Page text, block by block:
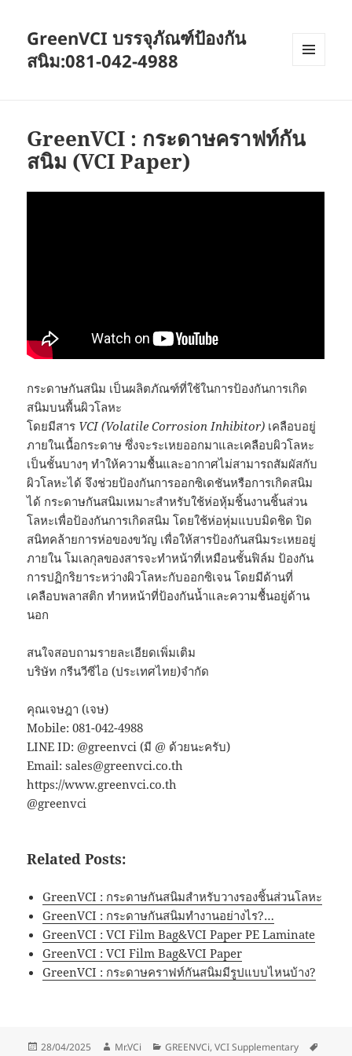
GreenVCI บรรจุภัณฑ์ป้องกัน
สนิม:081-042-4988
GreenVCI : กระดาษคราฟท์กัน
สนิม (VCI Paper)
กระดาษกันสนิม เป็นผลิตภัณฑ์ที่ใช้ในการป้องกันการเกิด
สนิมบนพื้นผิวโลหะ
โดยมีสาร VCI (Volatile Corrosion Inhibitor) เคลือบอยู่
ภายในเนื้อกระดาษ ซึ่งจะระเหยออกมาและเคลือบผิวโลหะ
เป็นชั้นบางๆ ทำให้ความชื้นและอากาศไม่สามารถสัมผัสกับ
ผิวโลหะได้ จึงช่วยป้องกันการออกซิเดชันหรือการเกิดสนิม
ได้ กระดาษกันสนิมเหมาะสำหรับใช้ห่อหุ้มชิ้นงานชิ้นส่วน
โลหะเพื่อป้องกันการเกิดสนิม โดยใช้ห่อหุ่มแบบมิดชิด ปิด
สนิทคล้ายการห่อของขวัญ เพื่อให้สารป้องกันสนิมระเหยอยู่
ภายใน โมเลกุลของสารจะทำหน้าที่เหมือนชั้นฟิล์ม ป้องกัน
การปฏิกริยาระหว่างผิวโลหะกับออกซิเจน โดยมีด้านที่
เคลือบพลาสติก ทำหหน้าที่ป้องกันน้ำและความชื้นอยู่ด้าน
นอก
สนใจสอบถามรายละเอียดเพิ่มเติม
บริษัท กรีนวีซีไอ (ประเทศไทย)จำกัด
คุณเจษฎา (เจษ)
Mobile: 081-042-4988
LINE ID: @greenvci (มี @ ด้วยนะครับ)
Email: sales@greenvci.co.th
https://www.greenvci.co.th
@greenvci
Related Posts:
GreenVCI : กระดาษกันสนิมสำหรับวางรองชิ้นส่วนโลหะ
GreenVCI : กระดาษกันสนิมทำงานอย่างไร?…
GreenVCI : VCI Film Bag&VCI Paper PE Laminate
GreenVCI : VCI Film Bag&VCI Paper
GreenVCI : กระดาษคราฟท์กันสนิมมีรูปแบบไหนบ้าง?
Posted
28/04/2025 Author
Mr.VCi Categories
GREENVCi,VCI Supplementary